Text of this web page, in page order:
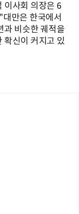
이사회 의장은 6
만은 한국에서
과 비슷한 궤적을
확신이 커지고 있